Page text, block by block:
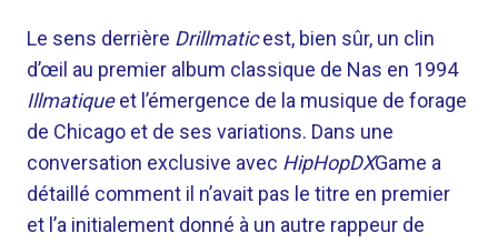
Le sens derrière Drillmaticest, bien sûr, un clin
d’œil au premier album classique de Nas en 1994
Illmatiqueet l’émergence de la musique de forage
de Chicago et de ses variations. Dans une
conversation exclusive avec HipHopDXGame a
détaillé comment il n’avait pas le titre en premier
et l’a initialement donné à un autre rappeur de